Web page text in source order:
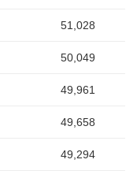
51,028
50,049
49,961
49,658
49,294